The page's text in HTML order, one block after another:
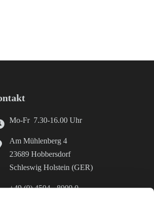
Mo-Fr 7.30-16.00 Uhr
Am Mühlenberg 4
23689 Hobbersdorf
Schleswig Holstein (GER)
+49 (0) 4504 - 8009 0